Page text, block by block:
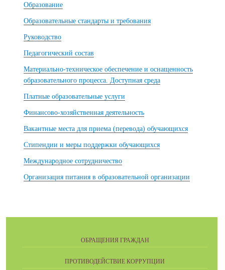
Образование
Образовательные стандарты и требования
Руководство
Педагогический состав
Материально-техническое обеспечение и оснащенность
образовательного процесса. Доступная среда
Платные образовательные услуги
Финансово-хозяйственная деятельность
Вакантные места для приема (перевода) обучающихся
Стипендии и меры поддержки обучающихся
Международное сотрудничество
Организация питания в образовательной организации
ОБРАЩЕНИЯ ГРАЖДАН
ПРОТИВОДЕЙСТВИЕ КОРРУПЦИИ